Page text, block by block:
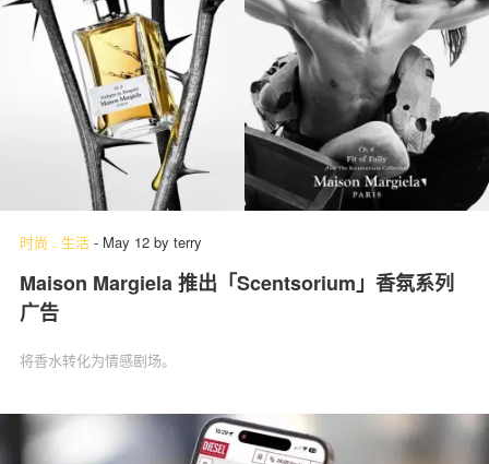
时尚 . 生活 - May 12 by terry
Maison Margiela 推出「Scentsorium」香氛系列
广告
将香水转化为情感剧场。